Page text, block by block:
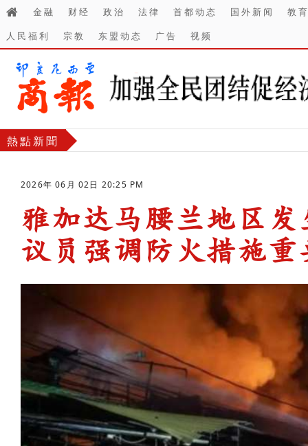
金融 财经 政治 法律 首都动态 国外新闻
教
人民福利
宗教 东盟动态 广告 视频
熱點新聞
2026年 06月 02日 20:25 PM
雅加达马腰兰地区
议员强调防火措施重